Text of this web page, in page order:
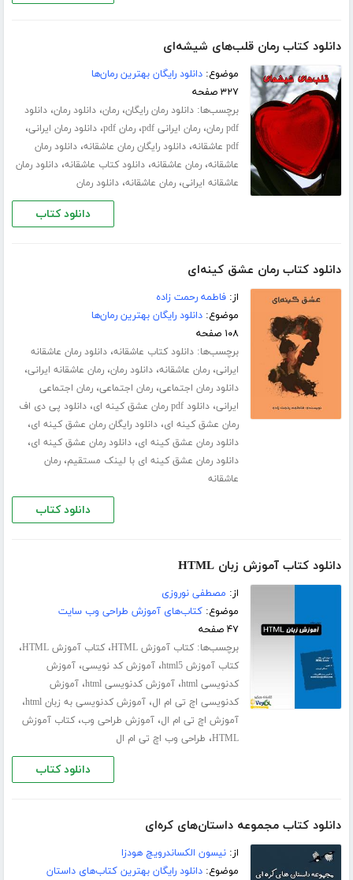
دانلود کتاب رمان قلب‌های شیشه‌ای
موضوع:دانلود رایگان بهترین رمان‌ها
۳۲۷ صفحه
برچسب‌ها:دانلود رمان رایگان،رمان،دانلود رمان،دانلود
pdf رمان
،رمان ایرانی pdf ،رمان pdf ،دانلود رمان ایرانی،
pdf عاشقانه ،دانلود رایگان رمان عاشقانه،دانلود رمان
عاشقانه،رمان عاشقانه،دانلود کتاب عاشقانه،دانلود رمان
عاشقانه ایرانی،رمان عاشقانه،دانلود رمان
دانلود کتاب
دانلود کتاب رمان عشق کینه‌ای
از:فاطمه رحمت زاده
موضوع:دانلود رایگان بهترین رمان‌ها
۱۰۸ صفحه
برچسب‌ها:دانلود کتاب عاشقانه،دانلود رمان عاشقانه
ایرانی،رمان عاشقانه،دانلود رمان،رمان عاشقانه ایرانی،
دانلود رمان اجتماعی،رمان اجتماعی،رمان اجتماعی
ایرانی،دانلود pdf رمان عشق کینه ای ،دانلود پی دی اف
رمان عشق کینه ای،دانلود رایگان رمان عشق کینه ای،
دانلود رمان عشق کینه ای،دانلود رمان عشق کینه ای،
دانلود رمان عشق کینه ای با لینک مستقیم،رمان
عاشقانه
دانلود کتاب
دانلود کتاب آموزش زبان HTML
از: مصطفی نوروزی
موضوع:کتاب‌های آموزش طراحی وب سایت
۴۷ صفحه
برچسب‌ها:کتاب آموزش HTML ،کتاب آموزش HTML ،
کتاب آموزش html5 ،آموزش کد نویسی،آموزش
کدنویسی html
،آموزش کدنویسی html ،آموزش
کدنویسی اچ تی ام ال،آموزش کدنویسی به زبان html ،
آموزش اچ تی ام ال،آموزش طراحی وب،کتاب آموزش
HTML، طراحی وب اچ تی ام ال
دانلود کتاب
دانلود کتاب مجموعه داستان‌های کره‌ای
از:نیسون الکساندرویچ هودزا
موضوع:دانلود رایگان بهترین کتاب‌های داستان